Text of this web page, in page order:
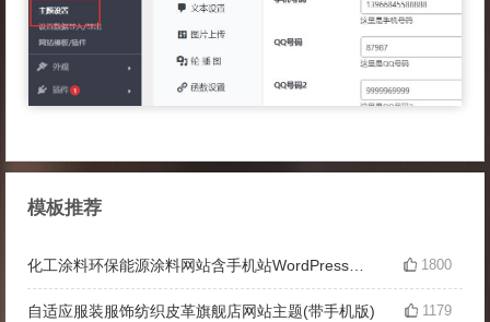
模板推荐
1800
自适应服装服饰纺织皮革旗舰店网站主题(带手机版) 1179